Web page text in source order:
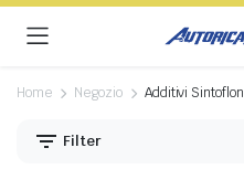
Home Negozio Additivi Sintoflon
Filter